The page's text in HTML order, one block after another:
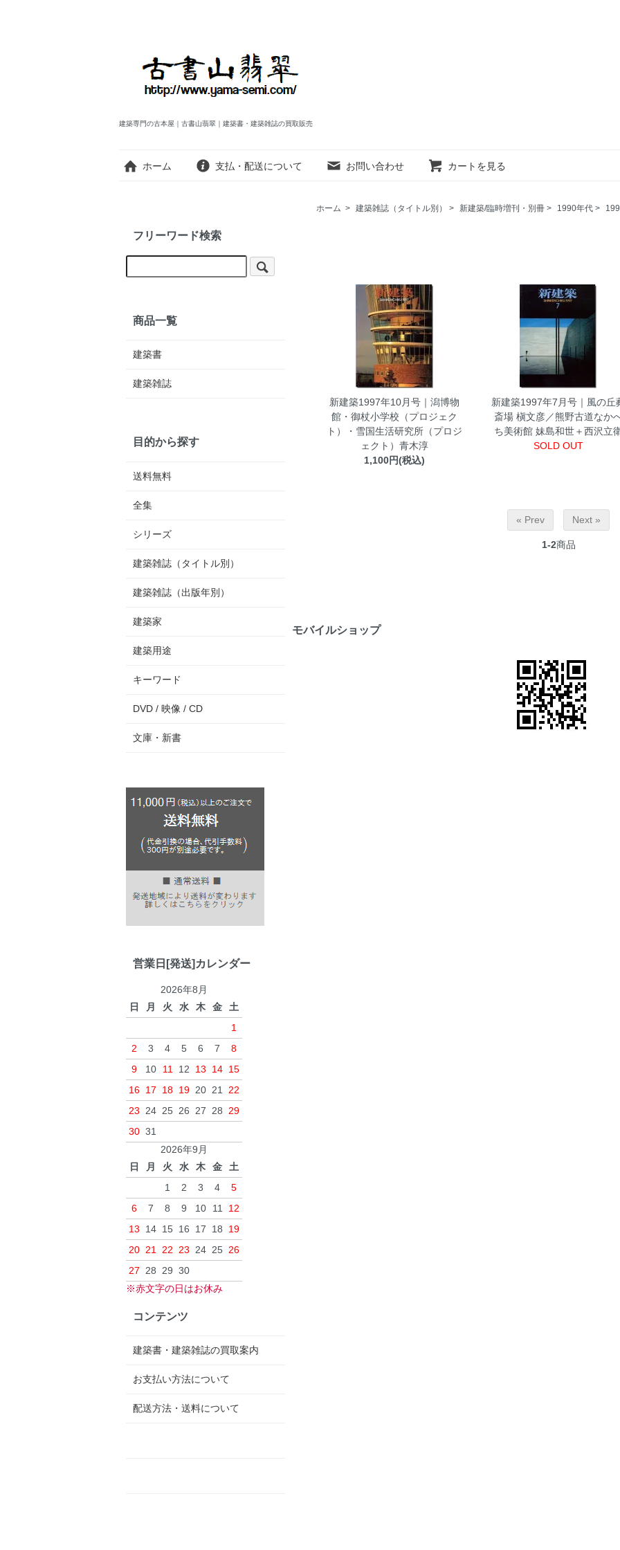
建築専門の古本屋｜古書山翡翠｜建築書・建築雑誌の買取販売
ホーム 支払・配送について お問い合わせ カートを見る
ホーム > 建築雑誌（タイトル別） > 新建築/臨時増刊・別冊 > 1990年代 >
新建築1997年10月号｜潟博物
館・御杖小学校（プロジェク
ト）・雪国生活研究所（プロジ
ェクト）青木淳
1,100円(税込)
新建築1997年7月号｜風の丘
斎場 槇文彦／熊野古道なか
ち美術館 妹島和世＋西沢立
SOLD OUT
« Prev Next »
1-2商品
フリーワード検索
商品一覧
建築書
建築雑誌
目的から探す
送料無料
全集
シリーズ
建築雑誌（タイトル別）
建築雑誌（出版年別）
建築家
建築用途
キーワード
DVD / 映像 / CD
文庫・新書
営業日[発送]カレンダー
2026年8月
日
月 火 水 木 金
土
1
2
3 4 5 6 7
8
9
10 11 12 13 14 15
16 17 18 19 20 21 22
23 24 25 26 27 28 29
30 31
2026年9月
日
月 火 水 木 金
土
1
2 3 4
5
6
7 8 9 10 11
12
13
14 15 16 17 18
19
20 21 22 23 24 25 26
27 28 29 30
※赤文字の日はお休み
コンテンツ
建築書・建築雑誌の買取案内
お支払い方法について
配送方法・送料について
モバイルショップ